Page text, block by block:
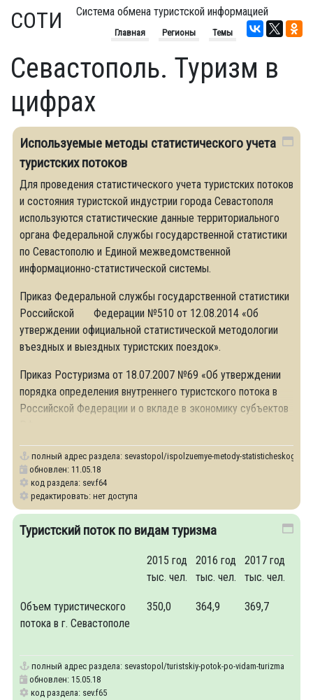
СОТИ Система обмена туристской информацией
Главная Регионы Темы
Севастополь. Туризм в
цифрах
Используемые методы статистического учета
туристских потоков
Для проведения статистического учета туристских потоков
и состояния туристской индустрии города Севастополя
используются статистические данные территориального
органа Федеральной службы государственной статистики
по Севастополю и Единой межведомственной
информационно-статистической системы.
Приказ Федеральной службы государственной статистики
Российской Федерации №510 от 12.08.2014 «Об
утверждении официальной статистической методологии
въездных и выездных туристских поездок».
Приказ Ростуризма от 18.07.2007 №69 «Об утверждении
порядка определения внутреннего туристского потока в
Российской Федерации и о вкладе в экономику субъектов
полный адрес раздела: sevastopol/ispolzuemye-metody-statisticheskogo-
обновлен: 11.05.18
код раздела: sev.f64
редактировать: нет доступа
Туристский поток по видам туризма
2015 год
тыс. чел.
2016 год
тыс. чел.
2017 год
тыс. чел.
Объем туристического
потока в г. Севастополе
350,0 364,9 369,7
полный адрес раздела: sevastopol/turistskiy-potok-po-vidam-turizma
обновлен: 15.05.18
код раздела: sev.f65